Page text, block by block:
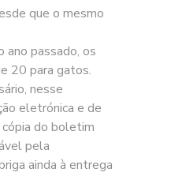
que o mesmo
ano passado, os
20 para gatos.
nesse
eletrónica e de
do boletim
pela
ainda à entrega